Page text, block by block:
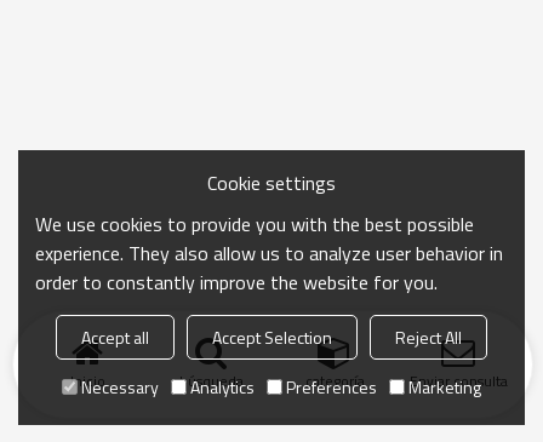
Inicio búsqueda categoría Enviar consulta
Cookie settings
We use cookies to provide you with the best possible
experience. They also allow us to analyze user behavior in
order to constantly improve the website for you.
Accept all Accept Selection
Reject All
Necessary
Analytics Preferences Marketing